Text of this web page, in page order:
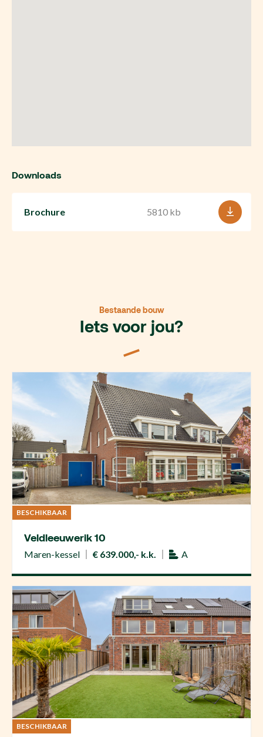
Downloads
Brochure 5810 kb
Bestaande bouw
Iets voor jou?
BESCHIKBAAR
Veldleeuwerik 10
Maren-kessel € 639.000,- k.k. A
BESCHIKBAAR